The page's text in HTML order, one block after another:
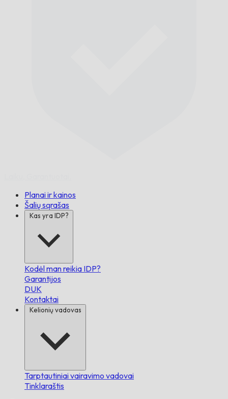
Planai ir kainos
Šalių sąrašas
Kas yra IDP?
Kodėl man reikia IDP?
Garantijos
DUK
Kontaktai
Kelionių vadovas
Tarptautiniai vairavimo vadovai
Tinklaraštis